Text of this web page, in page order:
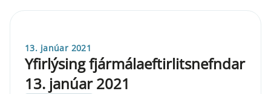
13. janúar 2021
Yfirlýsing fjármálaeftirlitsnefndar
13. janúar 2021